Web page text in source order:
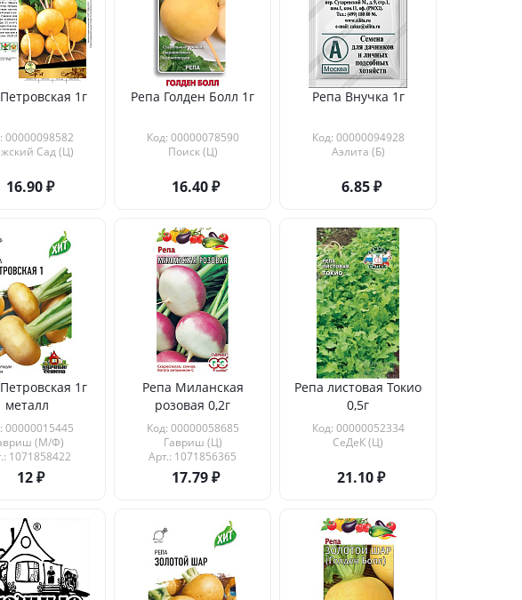
1г
00000098582
Сад (Ц)
16.90
Репа Голден Болл 1г
Код: 00000078590
Поиск (Ц)
16.40
Репа Внучка 1г
Код: 00000094928
Аэлита (Б)
6.85
1г
металл
00000015445
(М/Ф)
1071858422
12
Репа Миланская
розовая 0,2г
Код: 00000058685
Гавриш (Ц)
Арт.: 1071856365
17.79
Репа листовая Токио
0,5г
Код: 00000052334
СеДеК (Ц)
21.10